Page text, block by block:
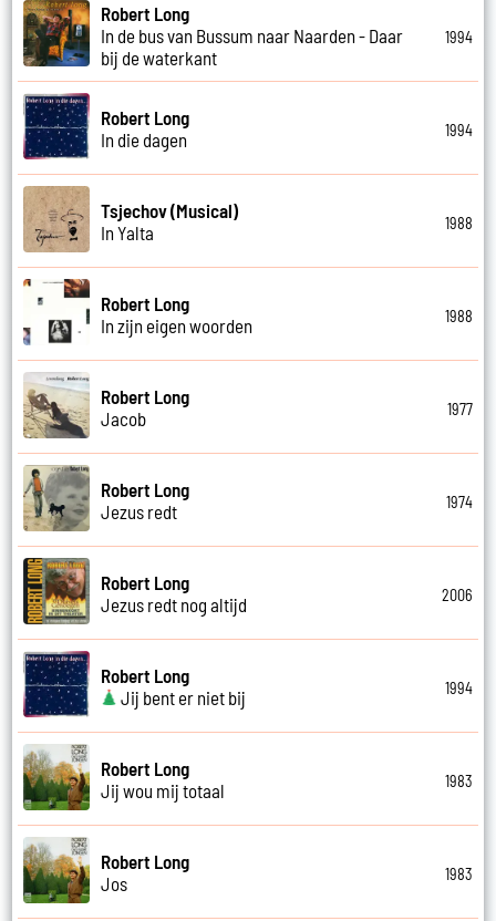
Robert Long
In de bus van Bussum naar Naarden - Daar
bij de waterkant
1994
Robert Long
In die dagen
1994
Tsjechov (Musical)
In Yalta
1988
Robert Long
In zijn eigen woorden
1988
Robert Long
Jacob
1977
Robert Long
Jezus redt
1974
Robert Long
Jezus redt nog altijd
2006
Robert Long
Jij bent er niet bij
1994
Robert Long
Jij wou mij totaal
1983
Robert Long
Jos
1983